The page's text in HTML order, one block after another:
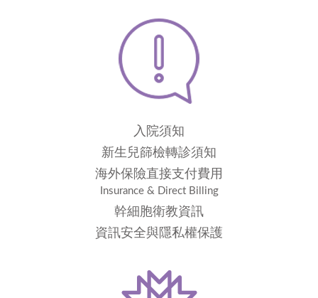
入院須知
新生兒篩檢轉診須知
海外保險直接支付費用
Insurance & Direct Billing
幹細胞衛教資訊
資訊安全與隱私權保護